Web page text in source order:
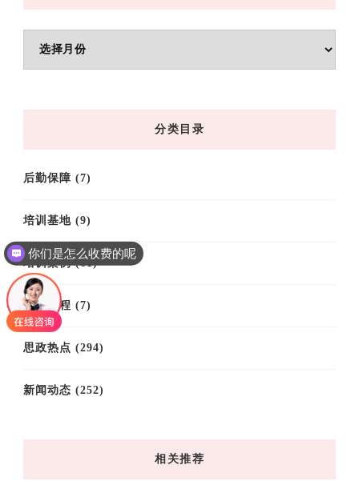
分类目录
后勤保障 (7)
培训基地 (9)
培训案例(61)
培训课程 (7)
思政热点 (294)
新闻动态 (252)
相关推荐
你们是怎么收费的呢